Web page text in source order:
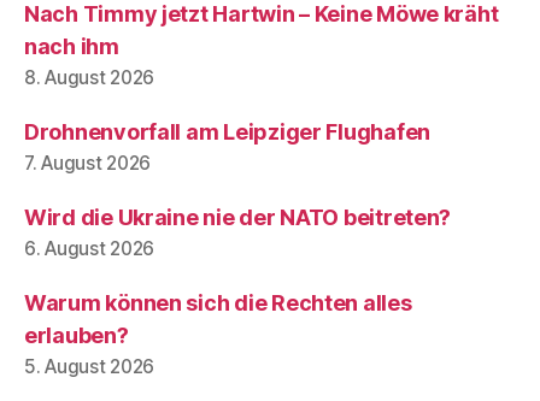
Nach Timmy jetzt Hartwin – Keine Möwe kräht
nach ihm
8. August 2026
Drohnenvorfall am Leipziger Flughafen
7. August 2026
Wird die Ukraine nie der NATO beitreten?
6. August 2026
Warum können sich die Rechten alles
erlauben?
5. August 2026